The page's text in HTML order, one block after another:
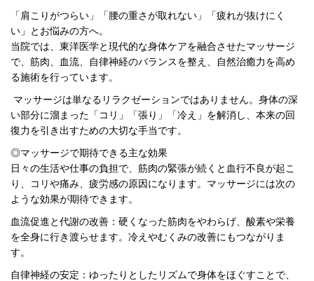
「肩こりがつらい」「腰の重さが取れない」「疲れが抜けにく
い」とお悩みの方へ。
当院では、東洋医学と現代的な身体ケアを融合させたマッサージ
で、筋肉、血流、自律神経のバランスを整え、自然治癒力を高め
る施術を行っています。
マッサージは単なるリラクゼーションではありません。身体の深
い部分に溜まった「コリ」「張り」「冷え」を解消し、本来の回
復力を引き出すための大切な手当です。
◎マッサージで期待できる主な効果
日々の生活や仕事の負担で、筋肉の緊張が続くと血行不良が起こ
り、コリや痛み、疲労感の原因になります。マッサージには次の
ような効果が期待できます。
血流促進と代謝の改善：硬くなった筋肉をやわらげ、酸素や栄養
を全身に行き渡らせます。冷えやむくみの改善にもつながりま
す。
自律神経の安定：ゆったりとしたリズムで身体をほぐすことで、